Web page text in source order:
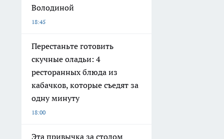
Володиной
18:45
Перестаньте готовить
скучные оладьи: 4
ресторанных блюда из
кабачков, которые съедят за
одну минуту
18:00
Эта привычка за столом